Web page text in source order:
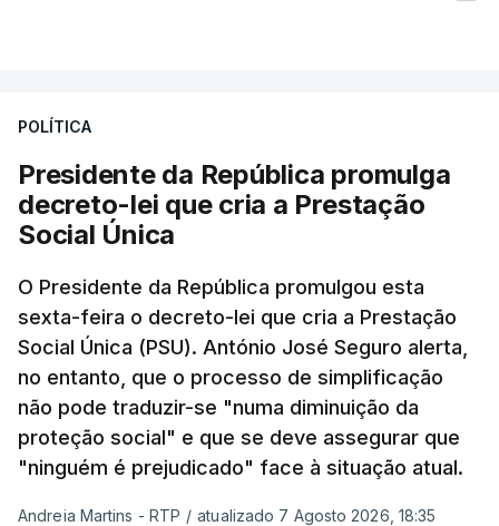
POLÍTICA
Presidente da República promulga
decreto-lei que cria a Prestação
Social Única
O Presidente da República promulgou esta
sexta-feira o decreto-lei que cria a Prestação
Social Única (PSU). António José Seguro alerta,
no entanto, que o processo de simplificação
não pode traduzir-se "numa diminuição da
proteção social" e que se deve assegurar que
"ninguém é prejudicado" face à situação atual.
Andreia Martins - RTP / atualizado 7 Agosto 2026, 18:35